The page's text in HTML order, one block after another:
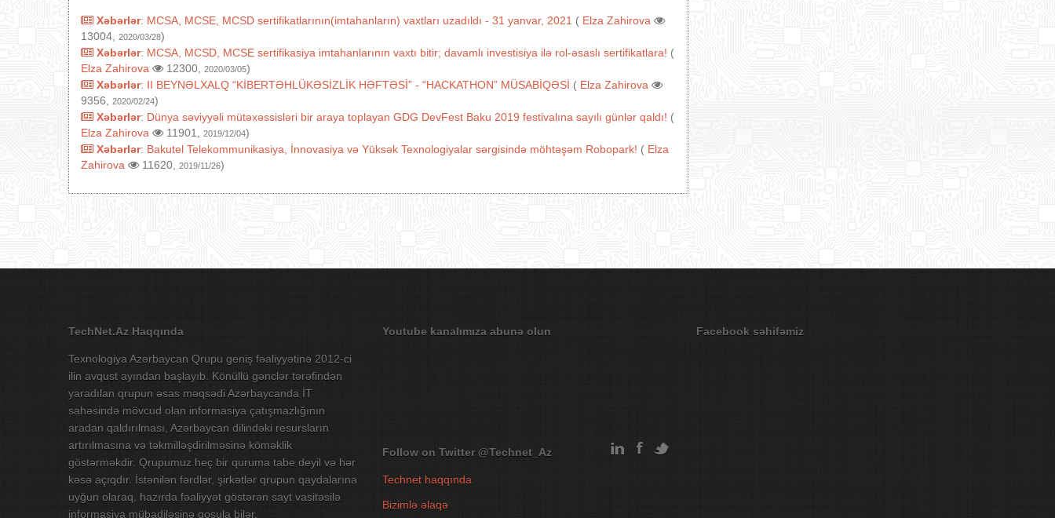
Xəbərlər: MCSA, MCSE, MCSD sertifikatlarının(imtahanların) vaxtları uzadıldı - 31 yanvar, 2021 ( Elza Zahirova
13004,
2020/03/28)
Xəbərlər: MCSA, MCSD, MCSE sertifikasiya imtahanlarının vaxtı bitir; davamlı investisiya ilə rol-əsaslı sertifikatlara! (
Elza Zahirova
12300, 2020/03/05)
Xəbərlər: II BEYNƏLXALQ “KİBERTƏHLÜKƏSİZLİK HƏFTƏSİ” - “HACKATHON” MÜSABİQƏSİ ( Elza Zahirova
9356,
2020/02/24)
Xəbərlər: Dünya səviyyəli mütəxəssisləri bir araya toplayan GDG DevFest Baku 2019 festivalına sayılı günlər qaldı! (
Elza Zahirova
11901, 2019/12/04)
Xəbərlər: Bakutel Telekommunikasiya, İnnovasiya və Yüksək Texnologiyalar sərgisində möhtəşəm Robopark! ( Elza
Zahirova
11620, 2019/11/26)
TechNet.Az Haqqında
Texnologiya Azərbaycan Qrupu geniş fəaliyyətinə 2012-ci
ilin avqust ayından başlayıb. Könüllü gənclər tərəfindən
yaradılan qrupun əsas məqsədi Azərbaycanda İT
sahəsində mövcud olan informasiya çatışmazlığının
aradan qaldırılması, Azərbaycan dilindəki resursların
artırılmasına və təkmilləşdirilməsinə köməklik
göstərməkdir. Qrupumuz heç bir quruma tabe deyil və hər
kəsə açıqdır. İstənilən fərdlər, şirkətlər qrupun qaydalarına
uyğun olaraq, hazırda fəaliyyət göstərən sayt vasitəsilə
informasiya mübadiləsinə qoşula bilər.
Youtube kanalımıza abunə olun
Follow on Twitter @Technet_Az
Technet haqqında
Bizimlə əlaqə
Facebook səhifəmiz